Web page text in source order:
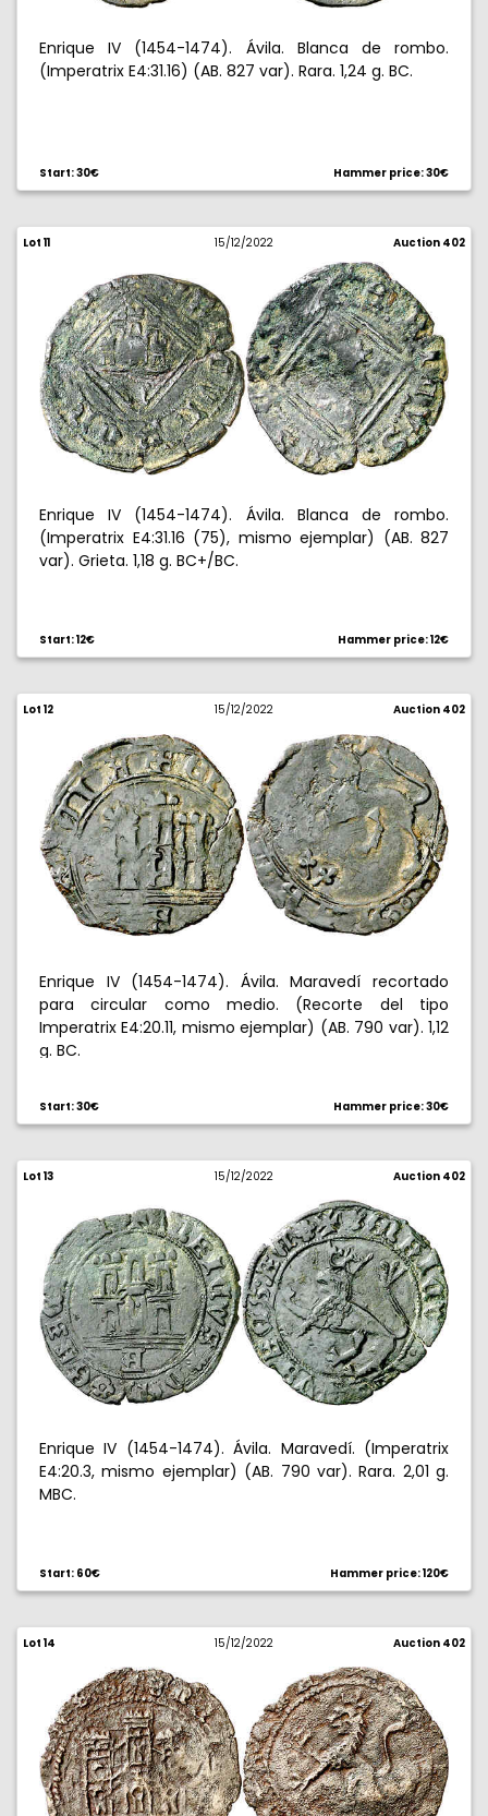
Enrique IV (1454-1474). Ávila. Blanca de rombo.
(Imperatrix E4:31.16) (AB. 827 var). Rara. 1,24 g. BC.
Start: 30€ Hammer price: 30€
Lot 11 15/12/2022 Auction 402
Enrique IV (1454-1474). Ávila. Blanca de rombo.
(Imperatrix E4:31.16 (75), mismo ejemplar) (AB. 827
var). Grieta. 1,18 g. BC+/BC.
Start: 12€ Hammer price: 12€
Lot 12 15/12/2022 Auction 402
Enrique IV (1454-1474). Ávila. Maravedí recortado
para circular como medio. (Recorte del tipo
Imperatrix E4:20.11, mismo ejemplar) (AB. 790 var). 1,12
g. BC.
Start: 30€ Hammer price: 30€
Lot 13 15/12/2022 Auction 402
Enrique IV (1454-1474). Ávila. Maravedí. (Imperatrix
E4:20.3, mismo ejemplar) (AB. 790 var). Rara. 2,01 g.
MBC.
Start: 60€ Hammer price: 120€
Lot 14 15/12/2022 Auction 402